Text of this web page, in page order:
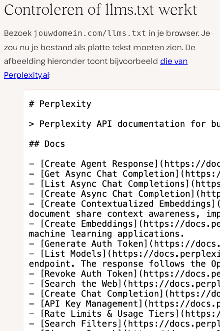
Controleren of llms.txt werkt
Bezoek jouwdomein.com/llms.txt in je browser. Je
zou nu je bestand als platte tekst moeten zien. De
afbeelding hieronder toont bijvoorbeeld die van
Perplexity.ai: